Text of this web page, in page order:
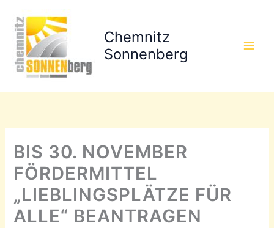
Inhalt
springen
Chemnitz
Sonnenberg
BIS 30. NOVEMBER
FÖRDERMITTEL
„LIEBLINGSPLÄTZE FÜR
ALLE“ BEANTRAGEN